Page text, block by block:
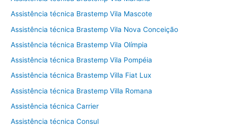
Assistência técnica Brastemp Vila Mascote
Assistência técnica Brastemp Vila Nova Conceição
Assistência técnica Brastemp Vila Olímpia
Assistência técnica Brastemp Vila Pompéia
Assistência técnica Brastemp Villa Fiat Lux
Assistência técnica Brastemp Villa Romana
Assistência técnica Carrier
Assistência técnica Consul